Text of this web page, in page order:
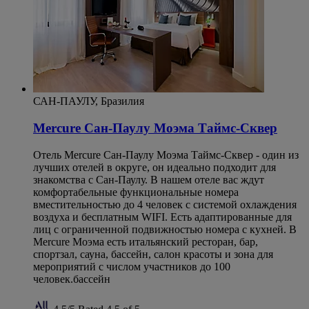
САН-ПАУЛУ, Бразилия
Mercure Сан-Паулу Моэма Таймс-Сквер
Отель Mercure Сан-Паулу Моэма Таймс-Сквер - один из
лучших отелей в округе, он идеально подходит для
знакомства с Сан-Паулу. В нашем отеле вас ждут
комфортабельные функциональные номера
вместительностью до 4 человек с системой охлаждения
воздуха и бесплатным WIFI. Есть адаптированные для
лиц с ограниченной подвижностью номера с кухней. В
Mercure Моэма есть итальянский ресторан, бар,
спортзал, сауна, бассейн, салон красоты и зона для
мероприятий с числом участников до 100
человек.бассейн